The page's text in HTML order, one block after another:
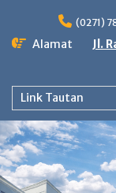
content
(0271)
Alamat
Jl.
Link Tautan